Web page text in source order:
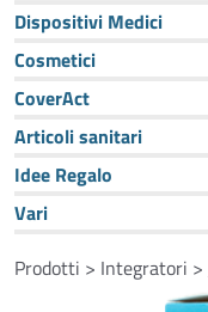
Dispositivi Medici
Cosmetici
CoverAct
Articoli sanitari
Idee Regalo
Vari
Prodotti > Integratori >